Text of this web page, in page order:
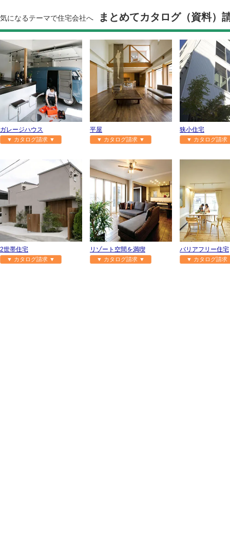
気になるテーマで住宅会社へ まとめてカタログ（資料）
ガレージハウス
▼ カタログ請求 ▼
平屋
▼ カタログ請求 ▼
狭小住宅
▼ カタログ請
2世帯住宅
▼ カタログ請求 ▼
リゾート空間を満喫
▼ カタログ請求 ▼
バリアフリー住宅
▼ カタログ請